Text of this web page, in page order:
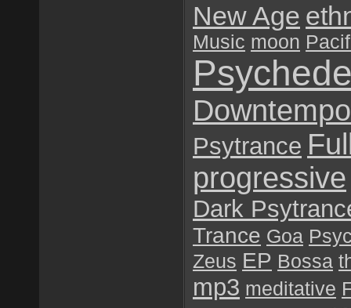
New Age
Music moon
Downtempo
Psytrance
progressive
Dark
Trance Goa
Zeus EP Bossa
mp3 meditative